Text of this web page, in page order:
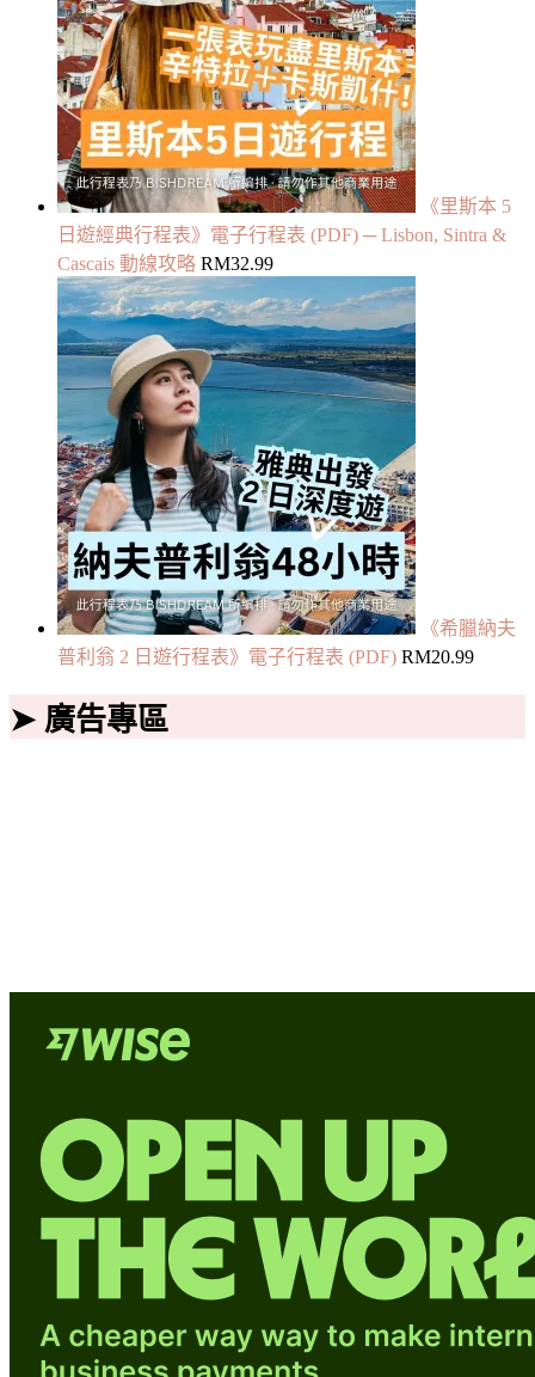
《里斯本 5
日遊經典行程表》電子行程表 (PDF) ─ Lisbon, Sintra &
Cascais 動線攻略 RM32.99
《希臘納夫
普利翁 2 日遊行程表》電子行程表 (PDF) RM20.99
➤ 廣告專區